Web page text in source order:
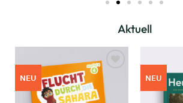
Aktuell
NEU
Zum
Merkzettel
hinzufügen
NEU